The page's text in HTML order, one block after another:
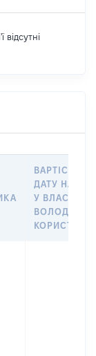
відсутні
ВАРТІСТЬ НА
ДАТУ
У
ВОЛОДІННЯ